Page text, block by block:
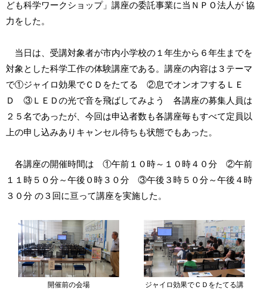
ども科学ワークショップ」講座の委託事業に当ＮＰＯ法人が 協
力をした。
当日は、受講対象者が市内小学校の１年生から６年生までを
対象とした科学工作の体験講座である。講座の内容は３テーマ
で①ジャイロ効果でＣＤをたてる ②息でオンオフするＬＥ
Ｄ ③ＬＥＤの光で音を飛ばしてみよう 各講座の募集人員は
２５名であったが、今回は申込者数も各講座毎もすべて定員以
上の申し込みありキャンセル待ちも状態でもあった。
各講座の開催時間は ①午前１０時～１０時４０分 ②午前
１１時５０分～午後０時３０分 ③午後３時５０分～午後４時
３０分 の３回に亘って講座を実施した。
開催前の会場
ジャイロ効果でＣＤをたてる講